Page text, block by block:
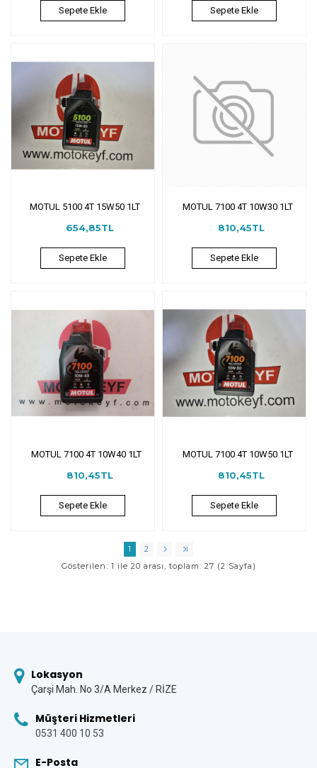
Sepete Ekle Sepete Ekle
MOTUL 5100 4T 15W50 1LT
654,85TL
Sepete Ekle
MOTUL 7100 4T 10W30 1LT
810,45TL
Sepete Ekle
MOTUL 7100 4T 10W40 1LT
810,45TL
Sepete Ekle
MOTUL 7100 4T 10W50 1LT
810,45TL
Sepete Ekle
1
2
Gösterilen: 1 ile 20 arası, toplam: 27 (2 Sayfa)
Lokasyon
Çarşi Mah. No 3/A Merkez / RİZE
Müşteri Hizmetleri
0531 400 10 53
E-Posta